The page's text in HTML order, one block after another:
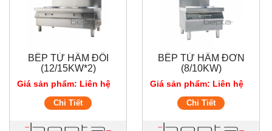
BẾP TỪ HẦM ĐÔI
(12/15KW*2)
Giá sản phẩm: Liên hệ
Chi Tiết
BẾP TỪ HẦM ĐƠN
(8/10KW)
Giá sản phẩm: Liên hệ
Chi Tiết